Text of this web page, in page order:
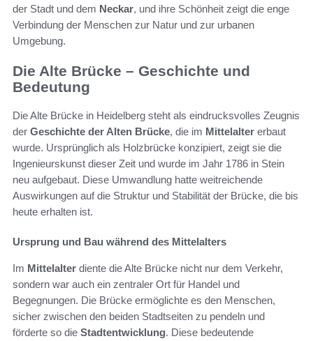
der Stadt und dem Neckar, und ihre Schönheit zeigt die enge
Verbindung der Menschen zur Natur und zur urbanen
Umgebung.
Die Alte Brücke – Geschichte und
Bedeutung
Die Alte Brücke in Heidelberg steht als eindrucksvolles Zeugnis
der Geschichte der Alten Brücke, die im Mittelalter erbaut
wurde. Ursprünglich als Holzbrücke konzipiert, zeigt sie die
Ingenieurskunst dieser Zeit und wurde im Jahr 1786 in Stein
neu aufgebaut. Diese Umwandlung hatte weitreichende
Auswirkungen auf die Struktur und Stabilität der Brücke, die bis
heute erhalten ist.
Ursprung und Bau während des Mittelalters
Im Mittelalter diente die Alte Brücke nicht nur dem Verkehr,
sondern war auch ein zentraler Ort für Handel und
Begegnungen. Die Brücke ermöglichte es den Menschen,
sicher zwischen den beiden Stadtseiten zu pendeln und
förderte so die Stadtentwicklung. Diese bedeutende